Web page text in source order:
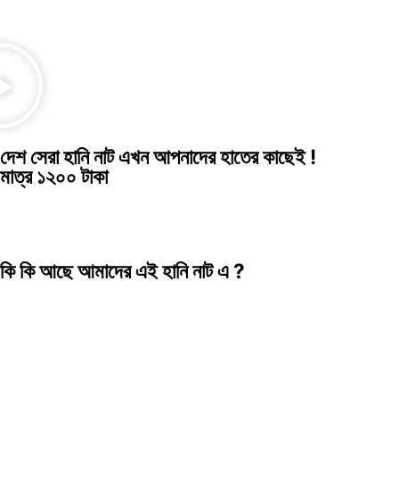
দেশ সেরা হানি নাট এখন আপনাদের হাতের কাছেই !
মাত্র ১২০০ টাকা
কি কি আছে আমাদের এই হানি নাট এ ?